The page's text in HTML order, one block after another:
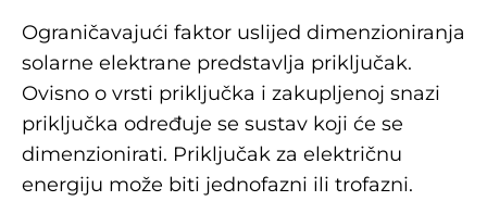
Ograničavajući faktor uslijed dimenzioniranja
solarne elektrane predstavlja priključak.
Ovisno o vrsti priključka i zakupljenoj snazi
priključka određuje se sustav koji će se
dimenzionirati. Priključak za električnu
energiju može biti jednofazni ili trofazni.